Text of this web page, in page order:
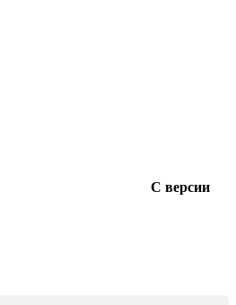
С версии